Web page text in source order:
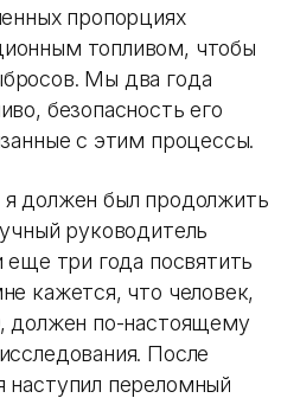
пропорциях
топливом, чтобы
Мы два года
безопасность его
с этим процессы.
должен был продолжить
руководитель
еще три года посвятить
кажется, что человек,
должен по-настоящему
После
наступил переломный